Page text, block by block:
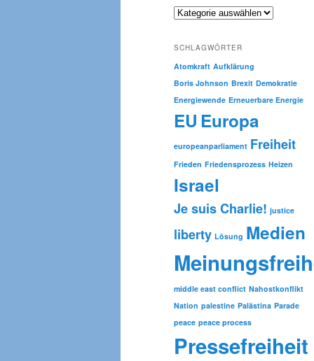
e
n
Kategorien
SCHLAGWÖRTER
Atomkraft Aufklärung
Boris Johnson Brexit Demokratie
Energiewende Erneuerbare Energie
EU Europa
europeanparliament Freiheit
Frieden Friedensprozess Heizen
Israel
Je suis Charlie! justice
liberty Lösung Medien
middle east conflict Nahostkonflikt
Nation palestine Palästina Parade
peace peace process
Pressefreiheit